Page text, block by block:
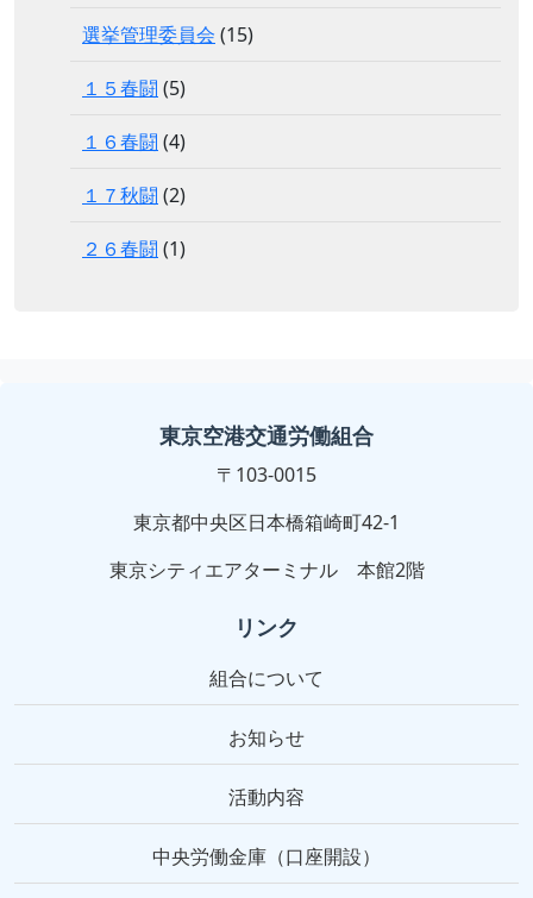
選挙管理委員会 (15)
１５春闘 (5)
１６春闘 (4)
１７秋闘 (2)
２６春闘 (1)
東京空港交通労働組合
〒103-0015
東京都中央区日本橋箱崎町42-1
東京シティエアターミナル 本館2階
リンク
組合について
お知らせ
活動内容
中央労働金庫（口座開設）